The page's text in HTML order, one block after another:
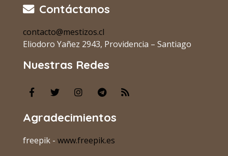
Contáctanos
contacto@mestizos.cl
Eliodoro Yañez 2943, Providencia – Santiago
Nuestras Redes
Agradecimientos
freepik - www.freepik.es